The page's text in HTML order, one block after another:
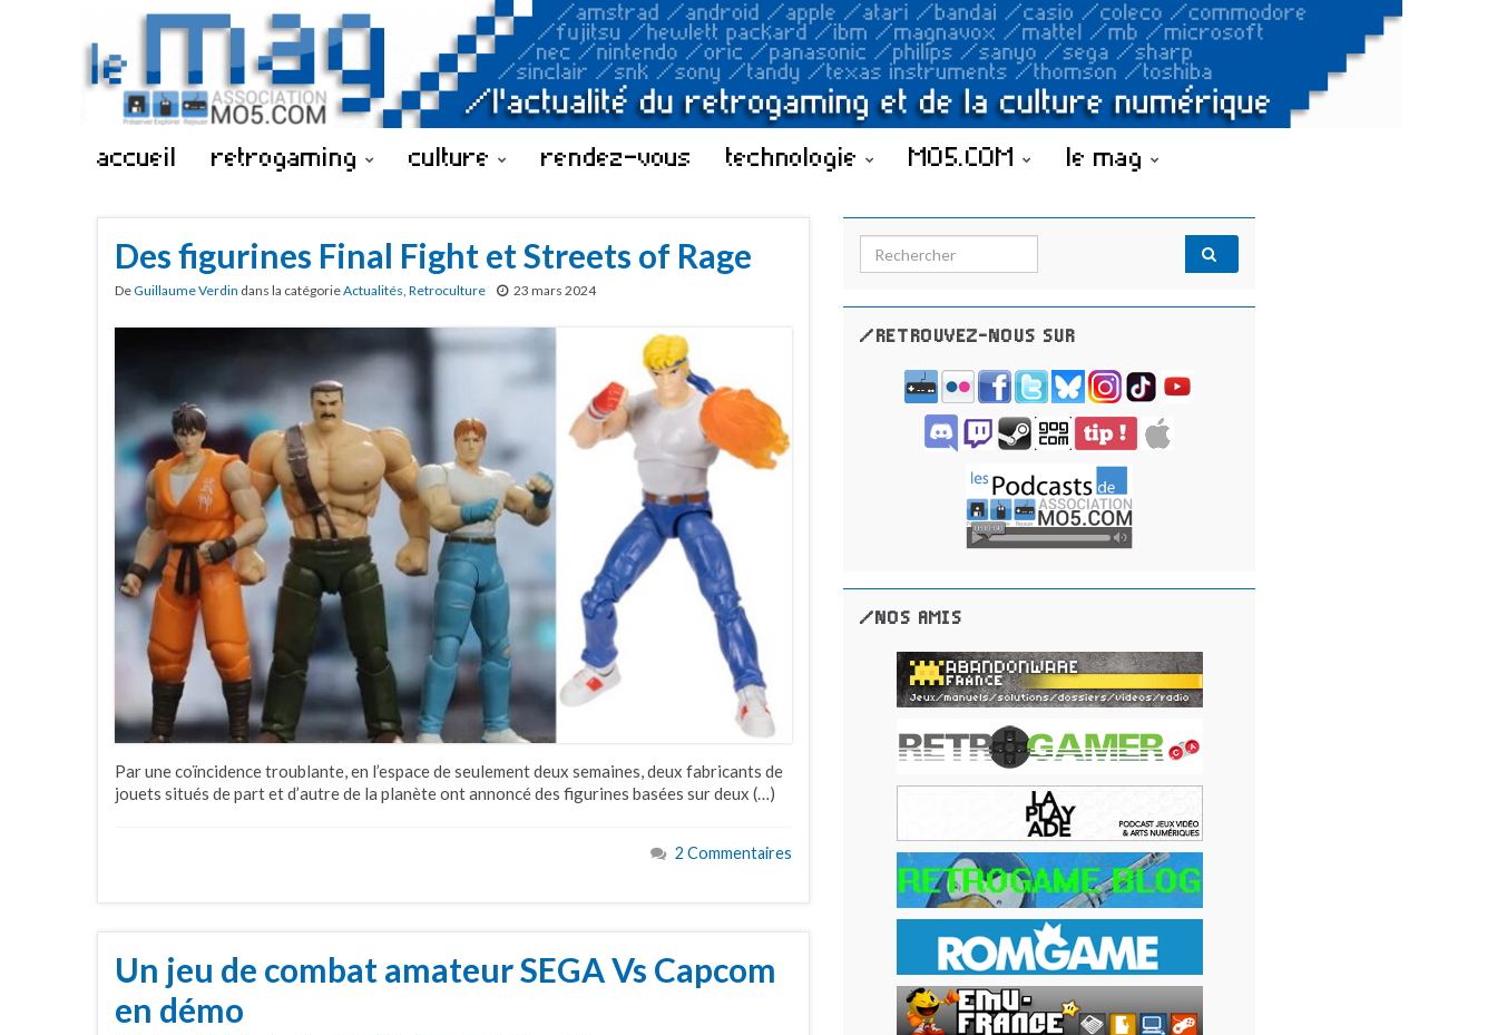
accueil retrogaming culture rendez-vous technologie MO5.COM le mag
Des figurines Final Fight et Streets of Rage
DeGuillaume Verdin dans la catégorieActualités, Retroculture 23 mars 2024
Par une coïncidence troublante, en l’espace de seulement deux semaines, deux fabricants de
jouets situés de part et d’autre de la planète ont annoncé des figurines basées sur deux (…)
2 Commentaires
Un jeu de combat amateur SEGA Vs Capcom
en démo
Search for:
/RETROUVEZ-NOUS SUR
/NOS AMIS